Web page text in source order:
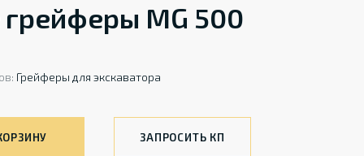
MG 500
Грейферы для экскаватора
ЗАПРОСИТЬ КП